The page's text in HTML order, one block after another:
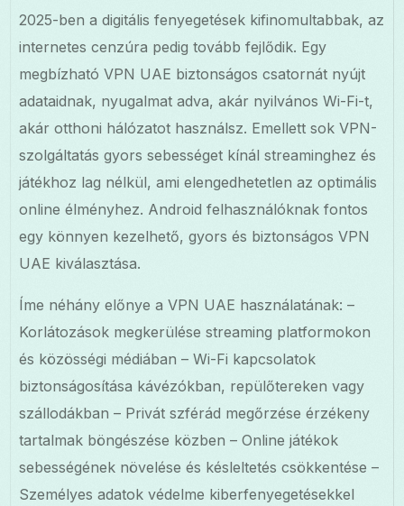
2025-ben a digitális fenyegetések kifinomultabbak, az
internetes cenzúra pedig tovább fejlődik. Egy
megbízható VPN UAE biztonságos csatornát nyújt
adataidnak, nyugalmat adva, akár nyilvános Wi-Fi-t,
akár otthoni hálózatot használsz. Emellett sok VPN-
szolgáltatás gyors sebességet kínál streaminghez és
játékhoz lag nélkül, ami elengedhetetlen az optimális
online élményhez. Android felhasználóknak fontos
egy könnyen kezelhető, gyors és biztonságos VPN
UAE kiválasztása.
Íme néhány előnye a VPN UAE használatának: –
Korlátozások megkerülése streaming platformokon
és közösségi médiában – Wi-Fi kapcsolatok
biztonságosítása kávézókban, repülőtereken vagy
szállodákban – Privát szférád megőrzése érzékeny
tartalmak böngészése közben – Online játékok
sebességének növelése és késleltetés csökkentése –
Személyes adatok védelme kiberfenyegetésekkel